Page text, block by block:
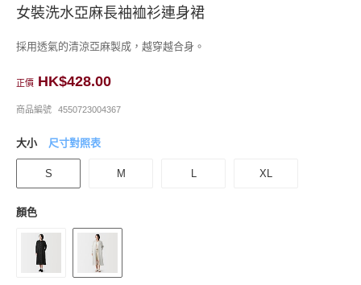
女裝洗水亞麻長袖裇衫連身裙
採用透氣的清涼亞麻製成，越穿越合身。
正價 HK$428.00
商品編號 4550723004367
大小 尺寸對照表
S M L XL
顏色